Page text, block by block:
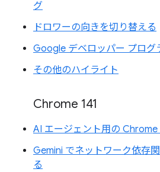
グ
ドロワーの向きを切り替える
Google デベロッパー プログ
その他のハイライト
Chrome 141
AI エージェント用の Chrome
Gemini でネットワーク依存
る